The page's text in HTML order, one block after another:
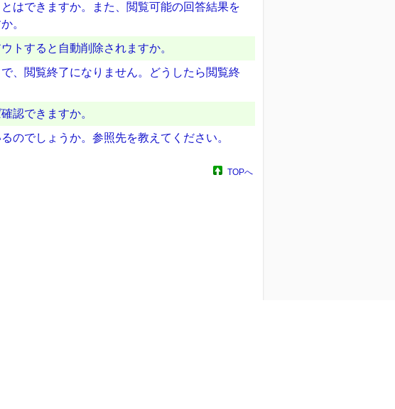
はできますか。また、閲覧可能の回答結果を
。
トすると自動削除されますか。
、閲覧終了になりません。どうしたら閲覧終
認できますか。
のでしょうか。参照先を教えてください。
TOPへ